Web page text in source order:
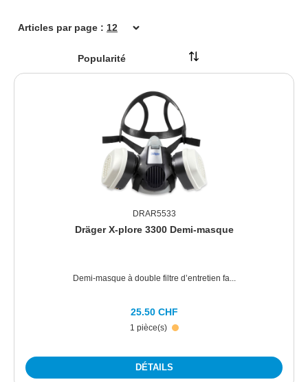
Articles par page :
DRAR5533
Dräger X-plore 3300 Demi-masque
Demi-masque à double filtre d’entretien fa...
1 pièce(s)
25.50 CHF
DÉTAILS